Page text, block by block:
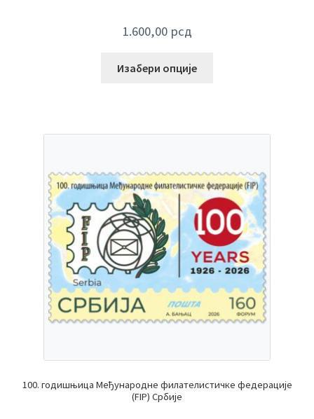
1.600,00 рсд
Изабери опције
100. годишњица Међународне филателистичке федерације
(FIP) Србије